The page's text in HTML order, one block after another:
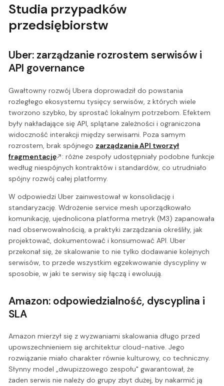
Studia przypadków
przedsiębiorstw
Uber: zarządzanie rozrostem serwisów i
API governance
Gwałtowny rozwój Ubera doprowadził do powstania
rozległego ekosystemu tysięcy serwisów, z których wiele
tworzono szybko, by sprostać lokalnym potrzebom. Efektem
były nakładające się API, splątane zależności i ograniczona
widoczność interakcji między serwisami. Poza samym
rozrostem, brak spójnego zarządzania API tworzył
fragmentację
: różne zespoły udostępniały podobne funkcje
według niespójnych kontraktów i standardów, co utrudniało
spójny rozwój całej platformy.
W odpowiedzi Uber zainwestował w konsolidację i
standaryzację. Wdrożenie service mesh uporządkowało
komunikację, ujednolicona platforma metryk (M3) zapanowała
nad obserwowalnością, a praktyki zarządzania określiły, jak
projektować, dokumentować i konsumować API. Uber
przekonał się, że skalowanie to nie tylko dodawanie kolejnych
serwisów, to przede wszystkim egzekwowanie dyscypliny w
sposobie, w jaki te serwisy się łączą i ewoluują.
Amazon: odpowiedzialność, dyscyplina i
SLA
Amazon mierzył się z wyzwaniami skalowania długo przed
upowszechnieniem się architektur cloud-native. Jego
rozwiązanie miało charakter równie kulturowy, co techniczny.
Słynny model „dwupizzowego zespołu" gwarantował, że
żaden serwis nie należy do grupy zbyt dużej, by nakarmić ją